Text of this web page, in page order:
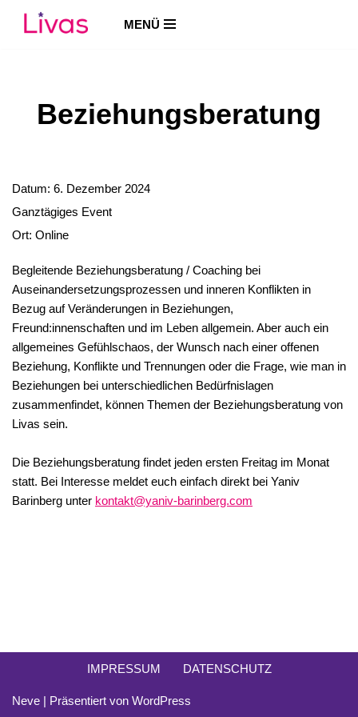
MENÜ
Beziehungsberatung
Datum: 6. Dezember 2024
Ganztägiges Event
Ort: Online
Begleitende Beziehungsberatung / Coaching bei
Auseinandersetzungsprozessen und inneren Konflikten in
Bezug auf Veränderungen in Beziehungen,
Freund:innenschaften und im Leben allgemein. Aber auch ein
allgemeines Gefühlschaos, der Wunsch nach einer offenen
Beziehung, Konflikte und Trennungen oder die Frage, wie man in
Beziehungen bei unterschiedlichen Bedürfnislagen
zusammenfindet, können Themen der Beziehungsberatung von
Livas sein.
Die Beziehungsberatung findet jeden ersten Freitag im Monat
statt. Bei Interesse meldet euch einfach direkt bei Yaniv
Barinberg unter kontakt@yaniv-barinberg.com
IMPRESSUM DATENSCHUTZ
Neve | Präsentiert von WordPress